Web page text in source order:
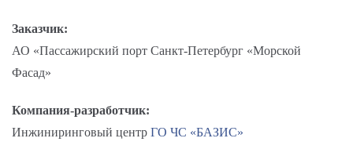
Заказчик:
АО «Пассажирский порт Санкт-Петербург «Морской
Фасад»
Компания-разработчик:
Инжиниринговый центр ГО ЧС «БАЗИС»